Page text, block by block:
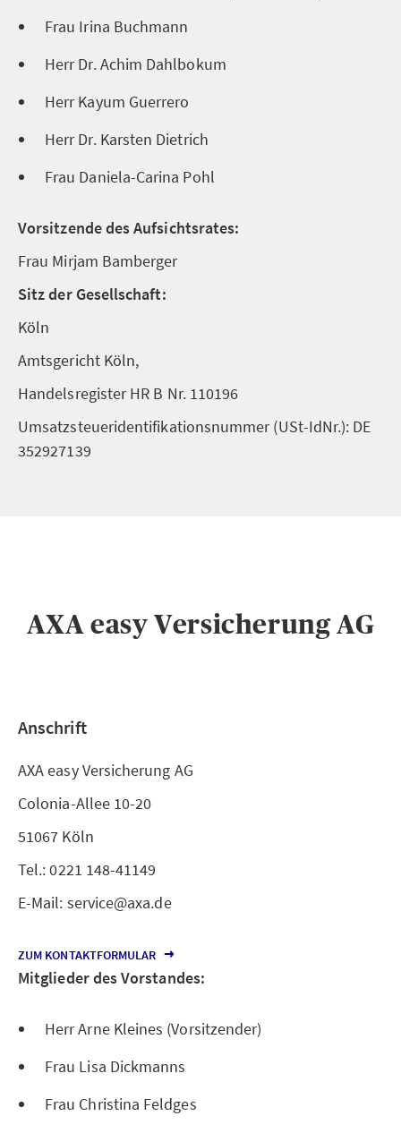
Frau Irina Buchmann
Herr Dr. Achim Dahlbokum
Herr Kayum Guerrero
Herr Dr. Karsten Dietrich
Frau Daniela-Carina Pohl
Vorsitzende des Aufsichtsrates:
Frau Mirjam Bamberger
Sitz der Gesellschaft:
Köln
Amtsgericht Köln,
Handelsregister HR B Nr. 110196
Umsatzsteueridentifikationsnummer (USt-IdNr.): DE
352927139
AXA easy Versicherung AG
Anschrift
AXA easy Versicherung AG
Colonia-Allee 10-20
51067 Köln
Tel.: 0221 148-41149
E-Mail: service@axa.de
ZUM KONTAKTFORMULAR
Mitglieder des Vorstandes:
Herr Arne Kleines (Vorsitzender)
Frau Lisa Dickmanns
Frau Christina Feldges